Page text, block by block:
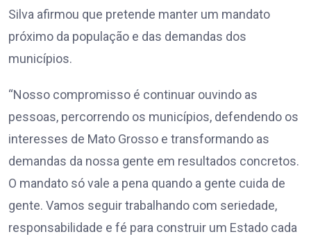
Silva afirmou que pretende manter um mandato
próximo da população e das demandas dos
municípios.
“Nosso compromisso é continuar ouvindo as
pessoas, percorrendo os municípios, defendendo os
interesses de Mato Grosso e transformando as
demandas da nossa gente em resultados concretos.
O mandato só vale a pena quando a gente cuida de
gente. Vamos seguir trabalhando com seriedade,
responsabilidade e fé para construir um Estado cada